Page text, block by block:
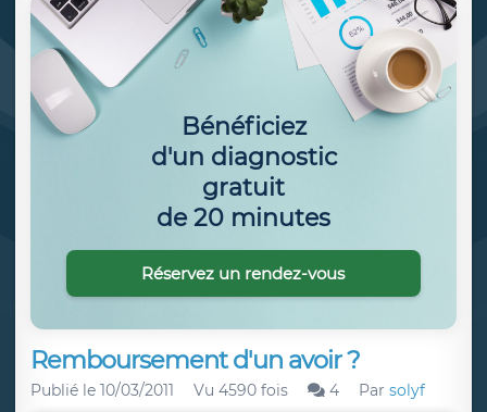
Remboursement d'un avoir ?
Publié le 10/03/2011 Vu 4590 fois 4 Par solyf
Bénéficiez
d'un diagnostic
gratuit
de 20 minutes
Réservez un rendez-vous